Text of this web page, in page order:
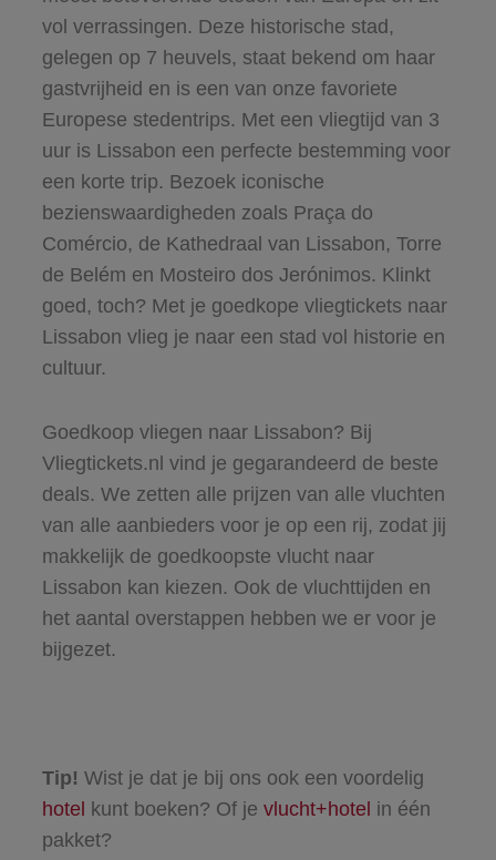
vol verrassingen. Deze historische stad,
gelegen op 7 heuvels, staat bekend om haar
gastvrijheid en is een van onze favoriete
Europese stedentrips. Met een vliegtijd van 3
uur is Lissabon een perfecte bestemming voor
een korte trip. Bezoek iconische
bezienswaardigheden zoals Praça do
Comércio, de Kathedraal van Lissabon, Torre
de Belém en Mosteiro dos Jerónimos. Klinkt
goed, toch? Met je goedkope vliegtickets naar
Lissabon vlieg je naar een stad vol historie en
cultuur.
Goedkoop vliegen naar Lissabon? Bij
Vliegtickets.nl vind je gegarandeerd de beste
deals. We zetten alle prijzen van alle vluchten
van alle aanbieders voor je op een rij, zodat jij
makkelijk de goedkoopste vlucht naar
Lissabon kan kiezen. Ook de vluchttijden en
het aantal overstappen hebben we er voor je
bijgezet.
Tip! Wist je dat je bij ons ook een voordelig
hotel kunt boeken? Of je vlucht+hotel in één
pakket?